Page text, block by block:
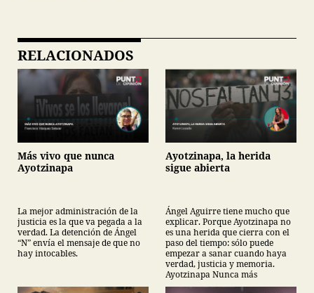
RELACIONADOS
Más vivo que nunca
Ayotzinapa
La mejor administración de la
justicia es la que va pegada a la
verdad. La detención de Ángel
“N” envía el mensaje de que no
hay intocables.
Ayotzinapa, la herida
sigue abierta
Ángel Aguirre tiene mucho que
explicar. Porque Ayotzinapa no
es una herida que cierra con el
paso del tiempo: sólo puede
empezar a sanar cuando haya
verdad, justicia y memoria.
Ayotzinapa Nunca más